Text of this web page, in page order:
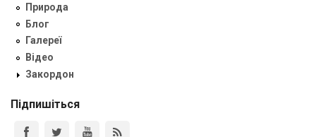
Природа
Блог
Галереї
Відео
Закордон
Підпишіться